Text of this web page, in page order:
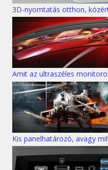
3D-nyomtatás otthon,
Amit az ultraszéles
Kis panelhatározó, avagy